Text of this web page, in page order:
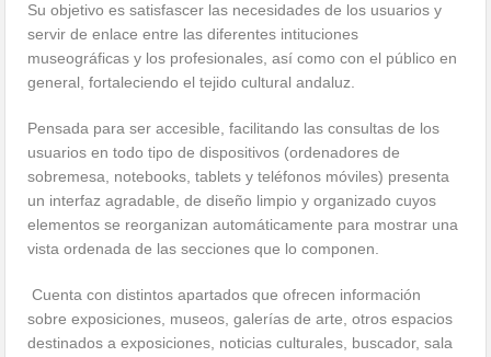
Su objetivo es satisfascer las necesidades de los usuarios y
servir de enlace entre las diferentes intituciones
museográficas y los profesionales, así como con el público en
general, fortaleciendo el tejido cultural andaluz.
Pensada para ser accesible, facilitando las consultas de los
usuarios en todo tipo de dispositivos (ordenadores de
sobremesa, notebooks, tablets y teléfonos móviles) presenta
un interfaz agradable, de diseño limpio y organizado cuyos
elementos se reorganizan automáticamente para mostrar una
vista ordenada de las secciones que lo componen.
Cuenta con distintos apartados que ofrecen información
sobre exposiciones, museos, galerías de arte, otros espacios
destinados a exposiciones, noticias culturales, buscador, sala